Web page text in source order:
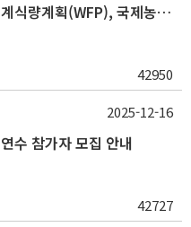
(~12/31) 2026년 상반기 유엔세계식량계획(WFP), 국제농업개발기금(IFAD) 및 유엔아동기금(UNICEF) 인턴십 프로그램 참가자 모집
42950
수 참가자 모집 안내
42727
2025-12-16